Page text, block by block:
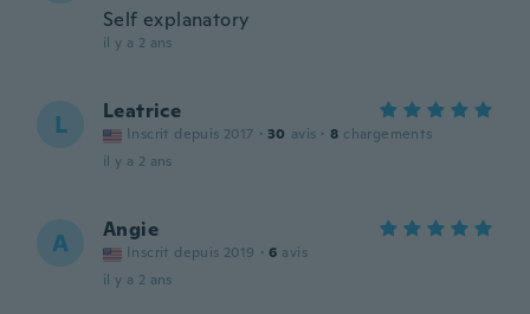
Self explanatory
il y a 2 ans
L Leatrice
Inscrit depuis 2017 · 30 avis · 8 chargements
il y a 2 ans
A Angie
Inscrit depuis 2019 · 6 avis
il y a 2 ans